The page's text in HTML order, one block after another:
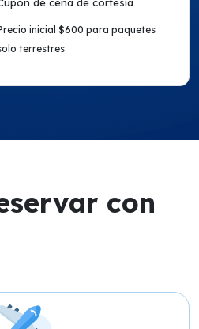
inicial $600 para paquetes
terrestres
con